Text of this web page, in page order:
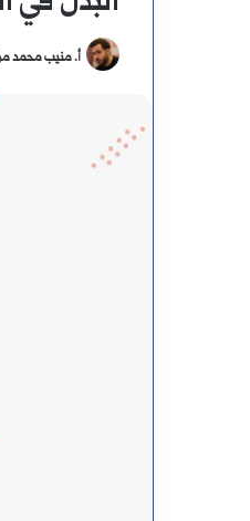
أ. منيب محمد